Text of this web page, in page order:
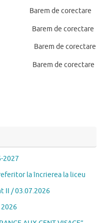
corectare
corectare
corectare
corectare
2027
la încrierea la liceu
II / 03.07.2026